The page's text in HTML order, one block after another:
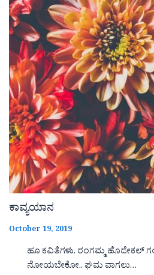
ಕಾವ್ಯಯಾನ
October 19, 2019
ಹೂ ಕವಿತೆಗಳು. ರಂಗಮ್ಮ ಹೊದೇಕಲ್
ನೋಯಬೇಕೋ.. ಘಮ ವಾಗಲು…